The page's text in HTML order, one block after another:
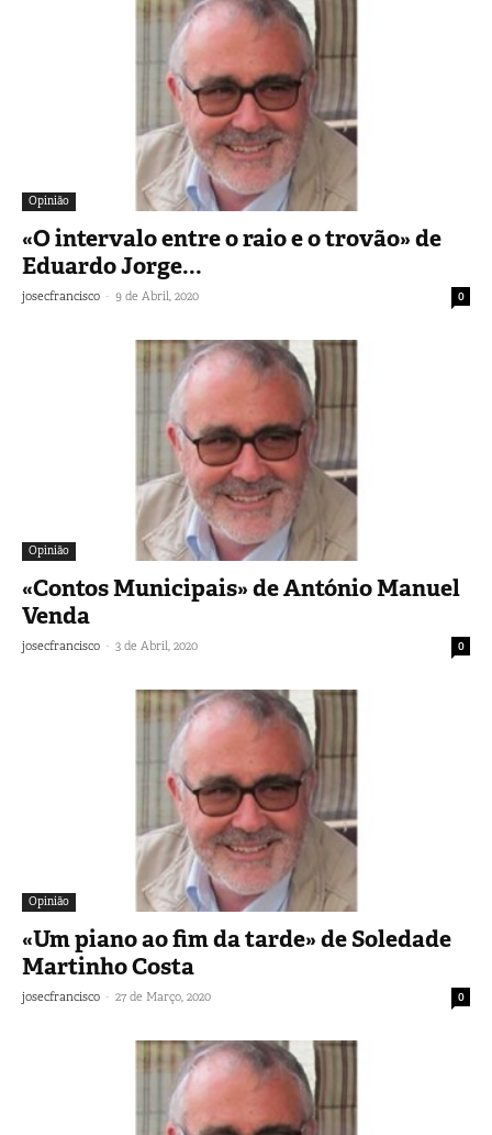
Opinião
«O intervalo entre o raio e o trovão» de
Eduardo Jorge...
josecfrancisco - 9 de Abril, 2020 0
Opinião
«Contos Municipais» de António Manuel
Venda
josecfrancisco - 3 de Abril, 2020 0
Opinião
«Um piano ao fim da tarde» de Soledade
Martinho Costa
josecfrancisco - 27 de Março, 2020 0